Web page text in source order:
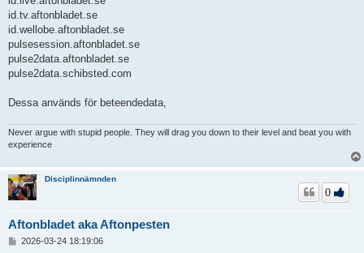
id.tv.aftonbladet.se
id.wellobe.aftonbladet.se
pulsesession.aftonbladet.se
pulse2data.aftonbladet.se
pulse2data.schibsted.com
Dessa används för beteendedata,
Never argue with stupid people. They will drag you down to their level and beat you with
experience
Disciplinnämnden
Aftonbladet aka Aftonpesten
0
2026-03-24 18:19:06